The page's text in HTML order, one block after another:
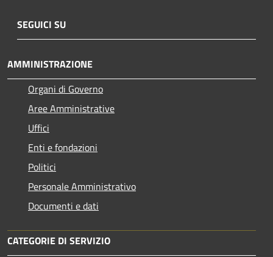
SEGUICI SU
AMMINISTRAZIONE
Organi di Governo
Aree Amministrative
Uffici
Enti e fondazioni
Politici
Personale Amministrativo
Documenti e dati
CATEGORIE DI SERVIZIO